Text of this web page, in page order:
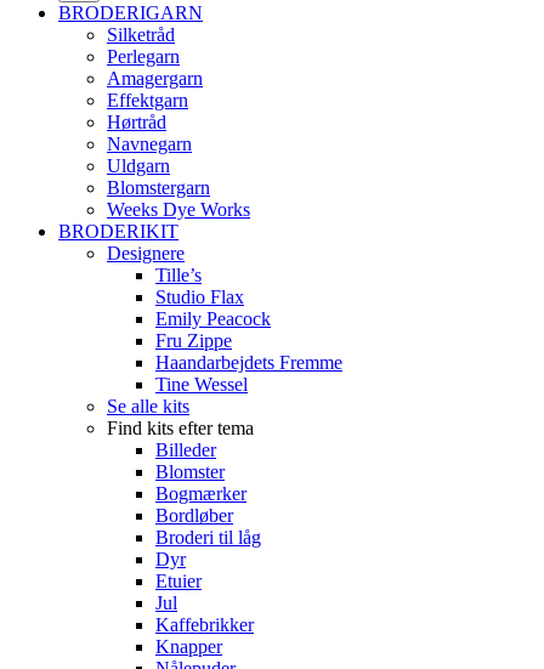
BRODERIGARN
Silketråd
Perlegarn
Amagergarn
Effektgarn
Hørtråd
Navnegarn
Uldgarn
Blomstergarn
Weeks Dye Works
BRODERIKIT
Designere
Tille’s
Studio Flax
Emily Peacock
Fru Zippe
Haandarbejdets Fremme
Tine Wessel
Se alle kits
Find kits efter tema
Billeder
Blomster
Bogmærker
Bordløber
Broderi til låg
Dyr
Etuier
Jul
Kaffebrikker
Knapper